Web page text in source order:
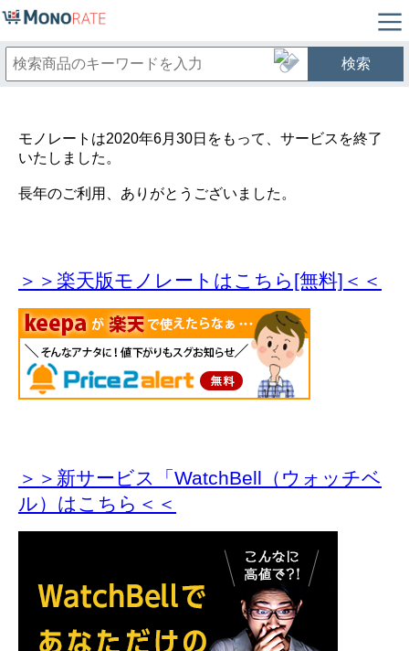
検索
モノレートは2020年6月30日をもって、サービスを終了
いたしました。
長年のご利用、ありがとうございました。
＞＞楽天版モノレートはこちら[無料]＜＜
＞＞新サービス「WatchBell（ウォッチベ
ル）はこちら＜＜